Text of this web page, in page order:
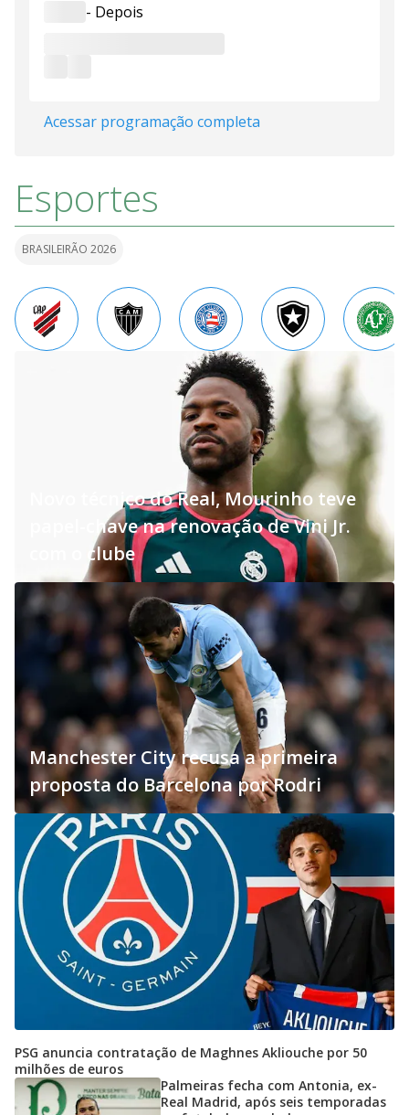
- Depois
Acessar programação completa
Esportes
BRASILEIRÃO 2026
Novo técnico do Real, Mourinho teve
papel-chave na renovação de Vini Jr.
com o clube
Manchester City recusa a primeira
proposta do Barcelona por Rodri
PSG anuncia contratação de Maghnes Akliouche por 50
milhões de euros
Palmeiras fecha com Antonia, ex-
Real Madrid, após seis temporadas